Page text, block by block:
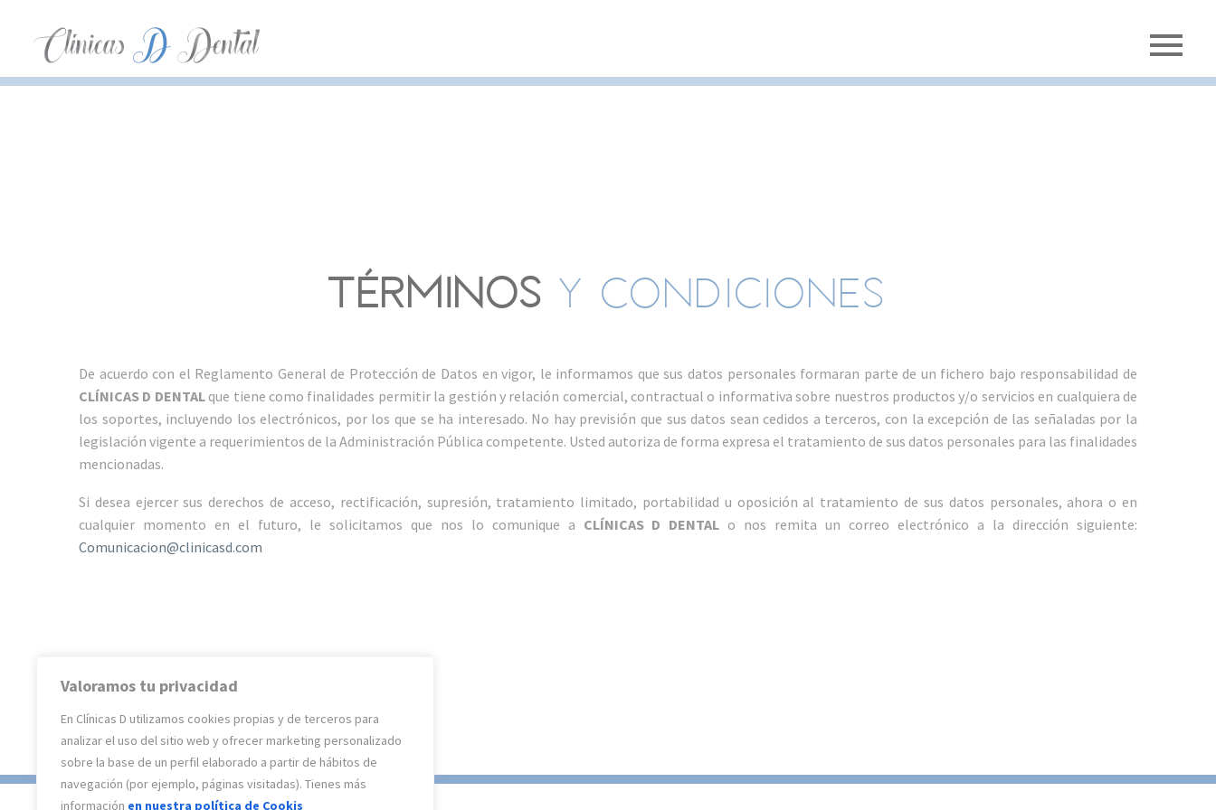
Valoramos tu privacidad
En Clínicas D utilizamos cookies propias y de terceros para
analizar el uso del sitio web y ofrecer marketing personalizado
sobre la base de un perfil elaborado a partir de hábitos de
navegación (por ejemplo, páginas visitadas). Tienes más
información en nuestra política de Cookis
TÉRMINOS Y CONDICIONES
De acuerdo con el Reglamento General de Protección de Datos en vigor, le informamos que sus datos personales formaran parte de un fichero bajo responsabilidad de
CLÍNICAS D DENTALque tiene como finalidades permitir la gestión y relación comercial, contractual o informativa sobre nuestros productos y/o servicios en cualquiera de
los soportes, incluyendo los electrónicos, por los que se ha interesado. No hay previsión que sus datos sean cedidos a terceros, con la excepción de las señaladas por la
legislación vigente a requerimientos de la Administración Pública competente. Usted autoriza de forma expresa el tratamiento de sus datos personales para las finalidades
mencionadas.
Si desea ejercer sus derechos de acceso, rectificación, supresión, tratamiento limitado, portabilidad u oposición al tratamiento de sus datos personales, ahora o en
cualquier momento en el futuro, le solicitamos que nos lo comunique a CLÍNICAS D DENTAL o nos remita un correo electrónico a la dirección siguiente:
Comunicacion@clinicasd.com